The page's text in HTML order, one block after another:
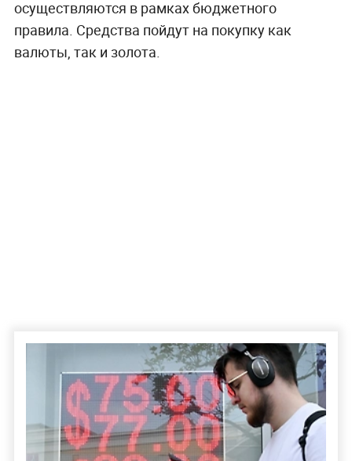
осуществляются в рамках бюджетного
правила. Средства пойдут на покупку как
валюты, так и золота.